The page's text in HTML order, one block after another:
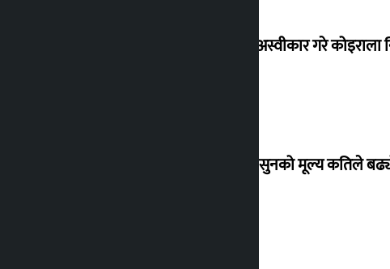
शेखरले अस्वीकार गरे
शुक्रबार सुनको मूल्य कतिले